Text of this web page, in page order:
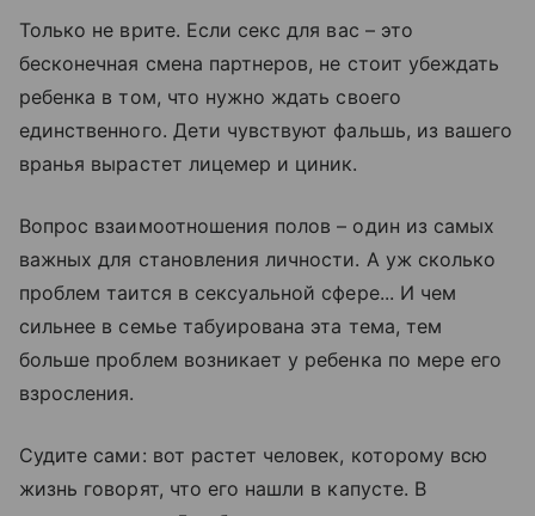
Только не врите. Если секс для вас – это
бесконечная смена партнеров, не стоит убеждать
ребенка в том, что нужно ждать своего
единственного. Дети чувствуют фальшь, из вашего
вранья вырастет лицемер и циник.
Вопрос взаимоотношения полов – один из самых
важных для становления личности. А уж сколько
проблем таится в сексуальной сфере... И чем
сильнее в семье табуирована эта тема, тем
больше проблем возникает у ребенка по мере его
взросления.
Судите сами: вот растет человек, которому всю
жизнь говорят, что его нашли в капусте. В